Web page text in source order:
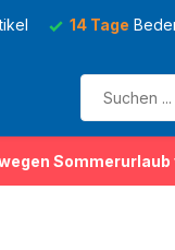
14 Tage
Sommerurlaub